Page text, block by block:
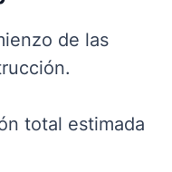
de las
total estimada